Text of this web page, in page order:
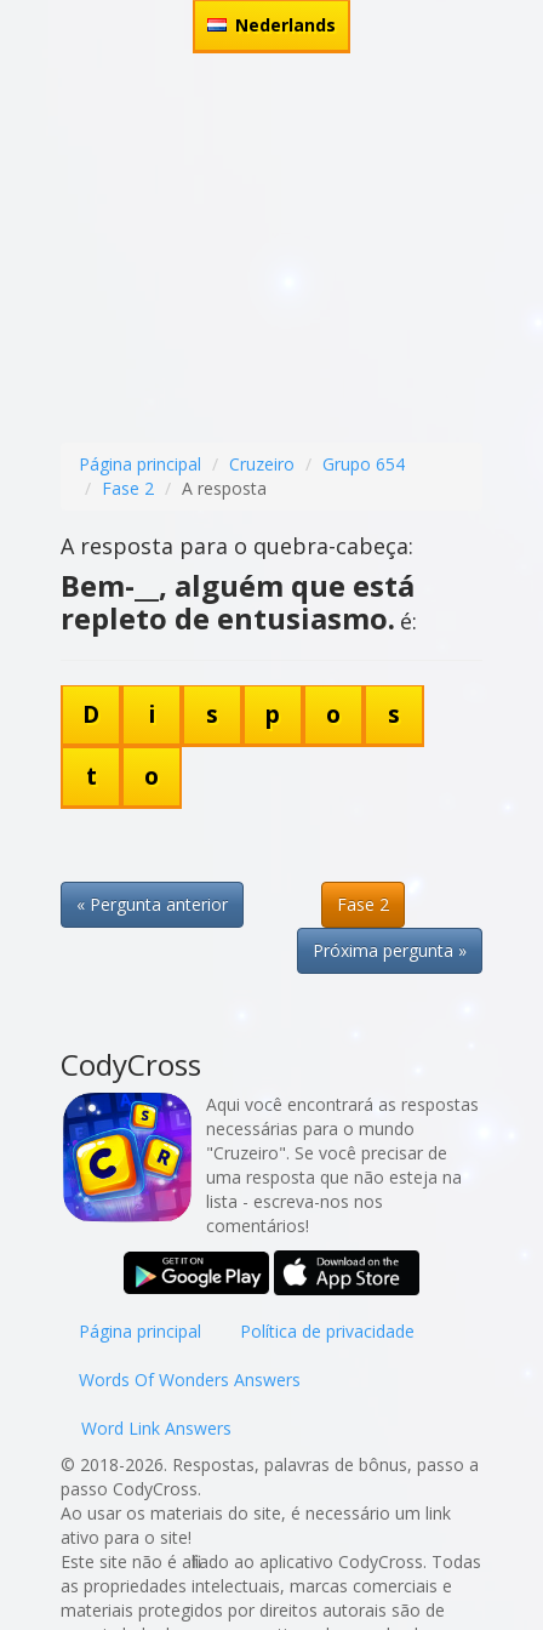
Nederlands
Página principal Cruzeiro
Grupo 654
Fase 2
A resposta
A resposta para o quebra-cabeça:
Bem-__, alguém que está
repleto de entusiasmo. é:
D i s p o
s
t
o
« Pergunta anterior
Fase 2
Próxima pergunta »
CodyCross
Aqui você encontrará as respostas
necessárias para o mundo
"Cruzeiro". Se você precisar de
uma resposta que não esteja na
lista - escreva-nos nos
comentários!
Página principal Política de privacidade
Words Of Wonders Answers
Word Link Answers
© 2018-2026. Respostas, palavras de bônus, passo a
passo CodyCross.
Ao usar os materiais do site, é necessário um link
ativo para o site!
Este site não é afiliado ao aplicativo CodyCross. Todas
as propriedades intelectuais, marcas comerciais e
materiais protegidos por direitos autorais são de